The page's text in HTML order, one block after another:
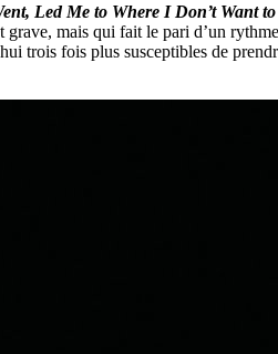
Led Me to Where I Don’t Want
mais qui fait le pari d’un
trois fois plus susceptibles de